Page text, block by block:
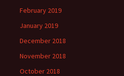
February 2019
January 2019
December 2018
November 2018
October 2018